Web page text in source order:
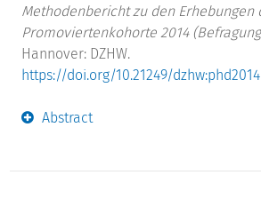
Methodenbericht zu den Erhebungen
Promoviertenkohorte 2014
Hannover: DZHW.
https://doi.org/10.21249/
Abstract